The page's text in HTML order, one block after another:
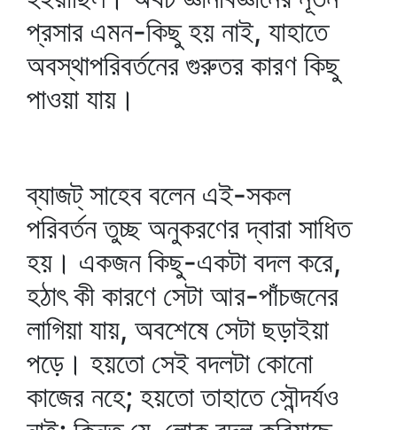
প্রসার এমন-কিছু হয় নাই, যাহাতে
অবস্থাপরিবর্তনের গুরুতর কারণ কিছু
পাওয়া যায়।
ব্যাজট্‌ সাহেব বলেন এই-সকল
পরিবর্তন তুচ্ছ অনুকরণের দ্বারা সাধিত
হয়। একজন কিছু-একটা বদল করে,
হঠাৎ কী কারণে সেটা আর-পাঁচজনের
লাগিয়া যায়, অবশেষে সেটা ছড়াইয়া
পড়ে। হয়তো সেই বদলটা কোনো
কাজের নহে; হয়তো তাহাতে সৌন্দর্যও